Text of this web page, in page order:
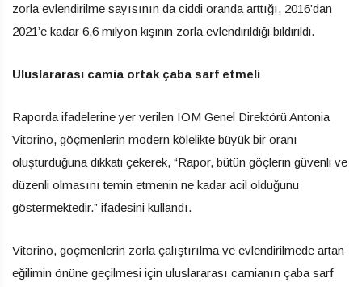
zorla evlendirilme sayısının da ciddi oranda arttığı, 2016’dan
2021’e kadar 6,6 milyon kişinin zorla evlendirildiği bildirildi.
Uluslararası camia ortak çaba sarf etmeli
Raporda ifadelerine yer verilen IOM Genel Direktörü Antonia
Vitorino, göçmenlerin modern kölelikte büyük bir oranı
oluşturduğuna dikkati çekerek, “Rapor, bütün göçlerin güvenli ve
düzenli olmasını temin etmenin ne kadar acil olduğunu
göstermektedir.” ifadesini kullandı.
Vitorino, göçmenlerin zorla çalıştırılma ve evlendirilmede artan
eğilimin önüne geçilmesi için uluslararası camianın çaba sarf